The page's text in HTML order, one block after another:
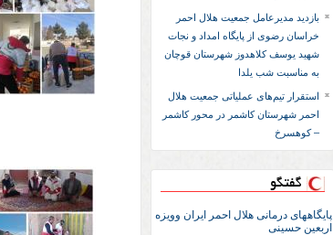
بازدید مدیرعامل جمعیت هلال احمر
خراسان رضوی از پایگاه امداد و نجات
شهید یوسف کلاهدوز شهرستان قوچان
به مناسبت شب یلدا
استقرار تیم‌های عملیاتی جمعیت هلال
احمر شهرستان کاشمر در محور کاشمر
– کوهسرخ
گفتگو
پایگاههای درمانی هلال احمر ایران وویزه
اربعین حسینی